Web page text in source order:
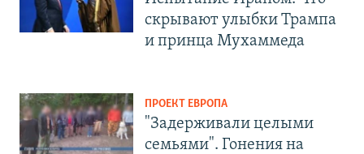
скрывают улыбки Трампа
и принца Мухаммеда
ПРОЕКТ ЕВРОПА
"Задерживали целыми
семьями". Гонения на